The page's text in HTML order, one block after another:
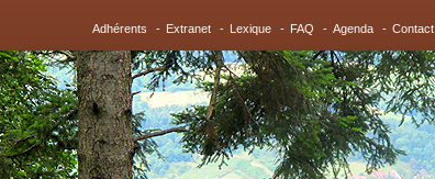
Adhérents - Extranet - Lexique - FAQ - Agenda - Contact